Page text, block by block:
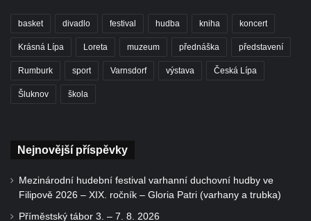
basket divadlo festival hudba kniha koncert
Krásná Lípa Loreta muzeum přednáška představení
Rumburk sport Varnsdorf výstava Česká Lípa
Šluknov škola
Nejnovější příspěvky
Mezinárodní hudební festival varhanní duchovní hudby ve
Filipově 2026 – XIX. ročník – Gloria Patri (varhany a trubka)
Příměstský tábor 3. – 7. 8. 2026